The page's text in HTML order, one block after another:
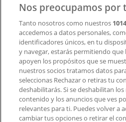
Contacto comercial y de
Tienda mal colocada en el
Notificar un folleto
¿Encontraste un problema
aplicación?
Índices
Nos preocupamos por
Tanto nosotros como nuestros
accedemos a datos personales,
identificadores únicos, en tu
y navegar, estarás permitiendo que
apoyen los propósitos que se
nuestros socios tratamos datos
seleccionas Rechazar o retiras tu
deshabilitarás. Si se deshabilitan
contenido y los anuncios que ves
relevantes para ti. Puedes volver a
cambiar tus opciones o retirar el